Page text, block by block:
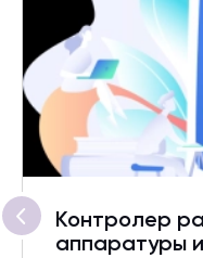
Контролер
аппаратуры